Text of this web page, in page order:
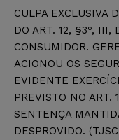
CULPA EXCLUSIVA
DO ART. 12, §3º, III,
CONSUMIDOR.
ACIONOU OS
EVIDENTE
PREVISTO NO ART.
SENTENÇA
DESPROVIDO.